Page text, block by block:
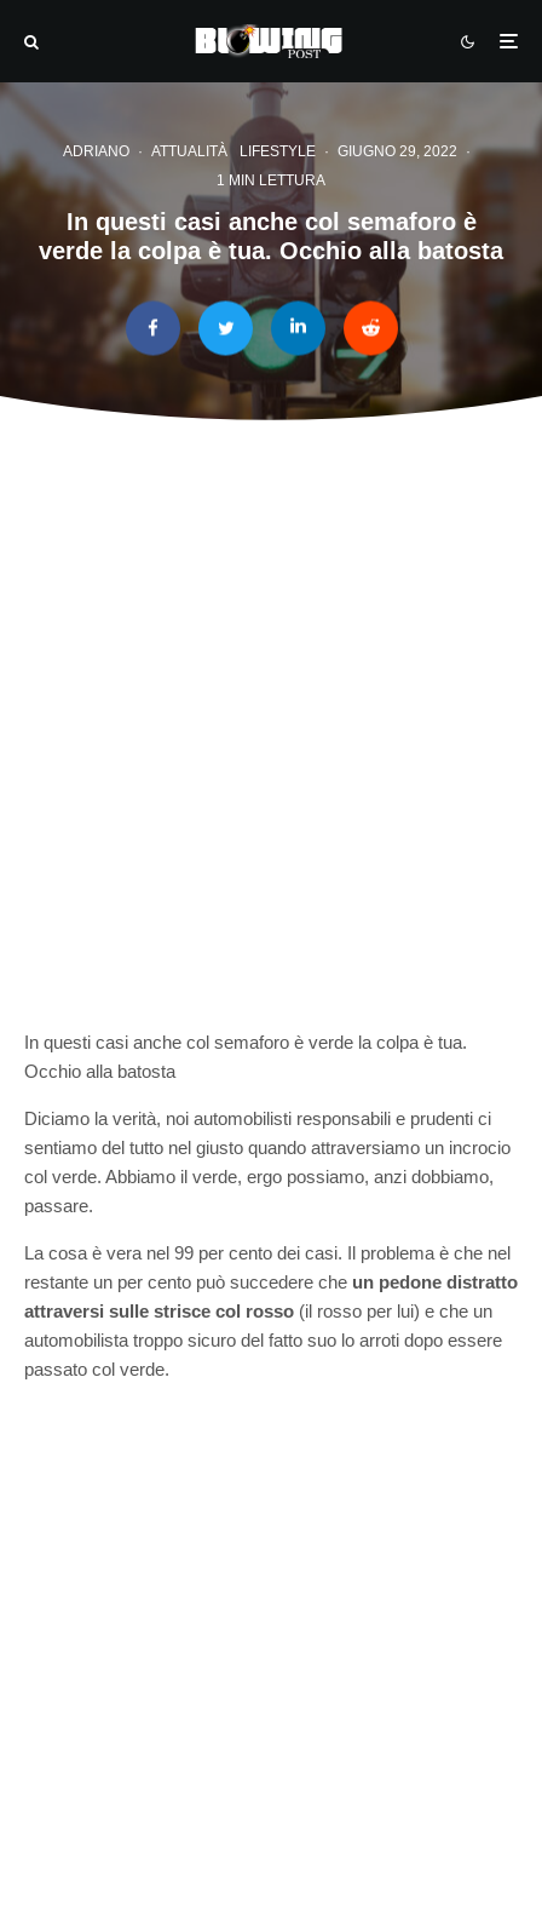
ADRIANO · ATTUALITÀ LIFESTYLE · GIUGNO 29, 2022
·
1 MIN LETTURA
In questi casi anche col semaforo è
verde la colpa è tua. Occhio alla batosta
In questi casi anche col semaforo è verde la colpa è tua.
Occhio alla batosta
Diciamo la verità, noi automobilisti responsabili e prudenti ci
sentiamo del tutto nel giusto quando attraversiamo un incrocio
col verde. Abbiamo il verde, ergo possiamo, anzi dobbiamo,
passare.
La cosa è vera nel 99 per cento dei casi. Il problema è che nel
restante un per cento può succedere che un pedone distratto
attraversi sulle strisce col rosso (il rosso per lui) e che un
automobilista troppo sicuro del fatto suo lo arroti dopo essere
passato col verde.